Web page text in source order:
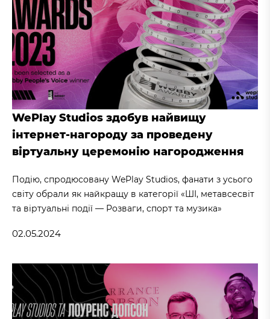
WePlay Studios здобув найвищу
інтернет-нагороду за проведену
віртуальну церемонію нагородження
Подію, спродюсовану WePlay Studios, фанати з усього
світу обрали як найкращу в категорії «ШІ, метавсесвіт
та віртуальні події — Розваги, спорт та музика»
02.05.2024